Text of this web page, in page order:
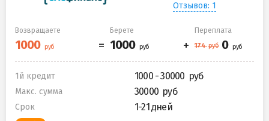
Отзывов: 1
Возвращаете Берете Переплата
1й кредит 1000 - 30000
Макс. сумма 30000
Срок 1-21 дней